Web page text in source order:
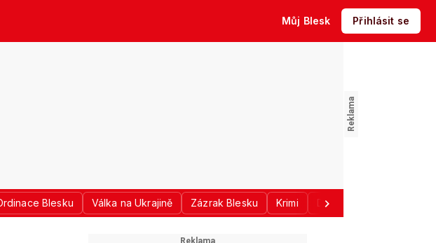
Můj Blesk Přihlásit se
Blesku Válka na Ukrajině Zázrak Blesku Krimi Donald Trump